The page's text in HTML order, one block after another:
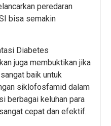
peredaran
bisa semakin
Diabetes
juga membuktikan jika
baik untuk
siklofosfamid dalam
berbagai keluhan para
cepat dan efektif.